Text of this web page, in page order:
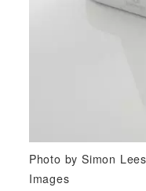
Photo by Simon
Images